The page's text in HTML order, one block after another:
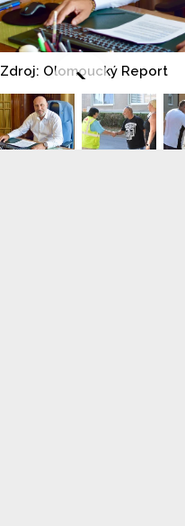
Zdroj: Olomoucký Report